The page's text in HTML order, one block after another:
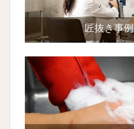
匠抜き事例